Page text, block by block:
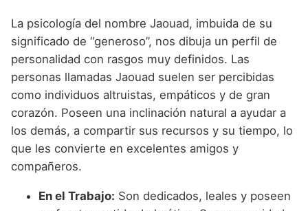
La psicología del nombre Jaouad, imbuida de su
significado de “generoso”, nos dibuja un perfil de
personalidad con rasgos muy definidos. Las
personas llamadas Jaouad suelen ser percibidas
como individuos altruistas, empáticos y de gran
corazón. Poseen una inclinación natural a ayudar a
los demás, a compartir sus recursos y su tiempo, lo
que les convierte en excelentes amigos y
compañeros.
En el Trabajo: Son dedicados, leales y poseen